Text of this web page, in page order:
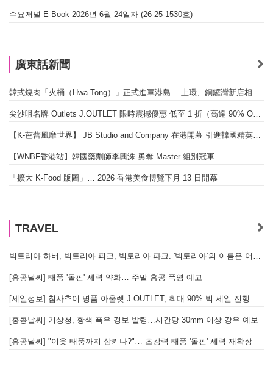
수요저널 E-Book 2026년 6월 24일자 (26-25-1530호)
廣東話新聞
【WNBF香港站】韓國藥劑師李興洙 勇奪 Master 組別冠軍
「擴大 K-Food 版圖」… 2026 香港美食博覽下月 13 日開幕
TRAVEL
[홍콩날씨] 태풍 '돌핀' 세력 약화… 주말 홍콩 폭염 예고
[세일정보] 침사추이 명품 아울렛 J.OUTLET, 최대 90% 빅 세일 진행
[홍콩날씨] 기상청, 황색 폭우 경보 발령…시간당 30mm 이상 강우 예보
[홍콩날씨] "이웃 태풍까지 삼키나?"… 초강력 태풍 '돌핀' 세력 재확장